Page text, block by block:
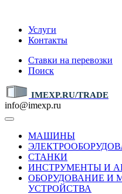
Услуги
Контакты
Ставки на перевозки
Поиск
IMEXP.RU/TRADE
info@imexp.ru
МАШИНЫ
СТАНКИ
ИНСТРУМЕНТЫ И
ОБОРУДОВАНИЕ И
УСТРОЙСТВА